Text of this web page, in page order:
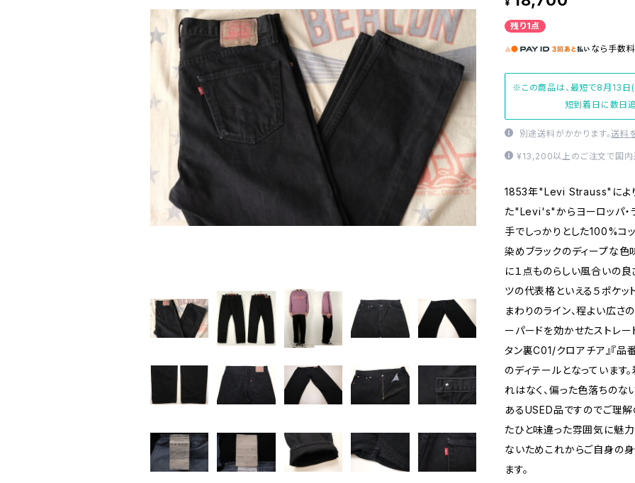
¥
残り1点
なら 手数
※この商品は、最短で8月13日(
短到着日に数日
別途送料がかかります。送料
¥13,200以上のご注文で国内
1853年"Levi Strauss"によ
た"Levi's"からヨーロッパ・
手でしっかりとした100%コ
染めブラックのディープな
に１点ものらしい風合いの良
ツの代表格といえる５ポケ
まわりのライン、程よい広さ
ーパードを効かせたストレート
タン裏C01/クロアチア』『
のディテールとなっています
れはなく、偏った色落ちのな
あるUSED品ですのでご理解
たひと味違った雰囲気に魅
ないためこれからご自身の
ます。